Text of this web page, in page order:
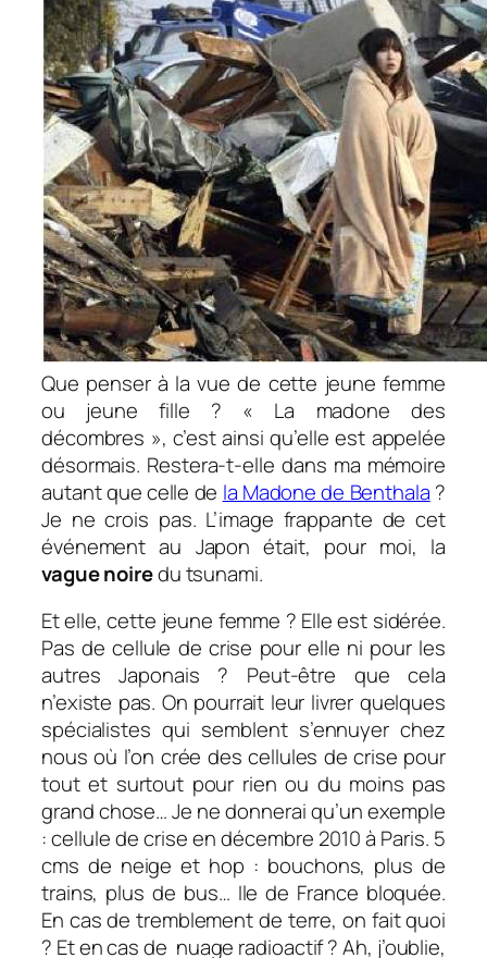
Que penser à la vue de cette jeune femme
ou jeune fille ? « La madone des
décombres », c’est ainsi qu’elle est appelée
désormais. Restera-t-elle dans ma mémoire
autant que celle de la Madone de Benthala ?
Je ne crois pas. L’image frappante de cet
événement au Japon était, pour moi, la
vague noiredu tsunami.
Et elle, cette jeune femme ? Elle est sidérée.
Pas de cellule de crise pour elle ni pour les
autres Japonais ? Peut-être que cela
n’existe pas. On pourrait leur livrer quelques
spécialistes qui semblent s’ennuyer chez
nous où l’on crée des cellules de crise pour
tout et surtout pour rien ou du moins pas
grand chose… Je ne donnerai qu’un exemple
: cellule de crise en décembre 2010 à Paris. 5
cms de neige et hop : bouchons, plus de
trains, plus de bus… Ile de France bloquée.
En cas de tremblement de terre, on fait quoi
? Et en cas de nuage radioactif ? Ah, j’oublie,